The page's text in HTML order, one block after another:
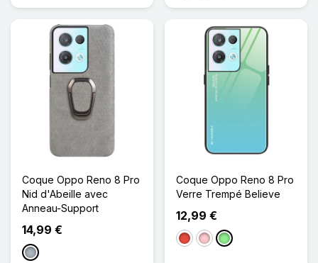
Coque Oppo Reno 8 Pro
Nid d'Abeille avec
Anneau-Support
14,99 €
Gris
Coque Oppo Reno 8 Pro
Verre Trempé Believe
12,99 €
RougeRoseVert clair